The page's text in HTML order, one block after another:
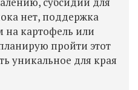
нет, поддержка
на картофель или
пройти этот
уникальное для края